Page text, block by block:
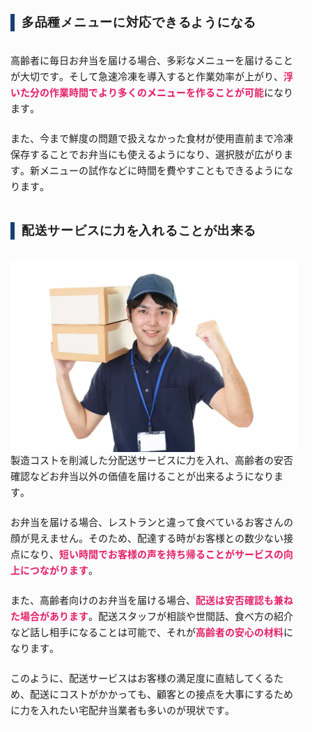
多品種メニューに対応できるようになる
高齢者に毎日お弁当を届ける場合、多彩なメニューを届けること
が大切です。そして急速冷凍を導入すると作業効率が上がり、 浮
いた分の作業時間でより多くのメニューを作ることが可能になり
ます。
また、今まで鮮度の問題で扱えなかった食材が使用直前まで冷凍
保存することでお弁当にも使えるようになり、選択肢が広がりま
す。新メニューの試作などに時間を費やすこともできるようにな
ります。
配送サービスに力を入れることが出来る
製造コストを削減した分配送サービスに力を入れ、高齢者の安否
確認などお弁当以外の価値を届けることが出来るようになりま
す。
お弁当を届ける場合、レストランと違って食べているお客さんの
顔が見えません。そのため、配達する時がお客様との数少ない接
点になり、 短い時間でお客様の声を持ち帰ることがサービスの向
上につながります。
また、高齢者向けのお弁当を届ける場合、 配送は安否確認も兼ね
た場合があります。配送スタッフが相談や世間話、食べ方の紹介
など話し相手になることは可能で、それが高齢者の安心の材料に
なります。
このように、配送サービスはお客様の満足度に直結してくるた
め、配送にコストがかかっても、顧客との接点を大事にするため
に力を入れたい宅配弁当業者も多いのが現状です。